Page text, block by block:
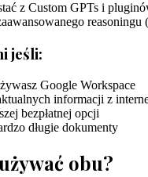
z Custom GPTs i
reasoningu
jeśli:
Google Workspace
informacji z
bezpłatnej opcji
długie dokumenty
obu?